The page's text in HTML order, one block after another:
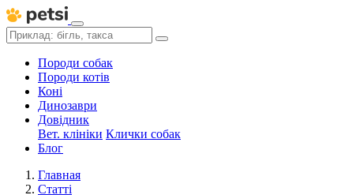
Породи собак
Породи котів
Коні
Динозаври
Довідник
Вет. клініки Клички собак
Блог
Главная
Статті